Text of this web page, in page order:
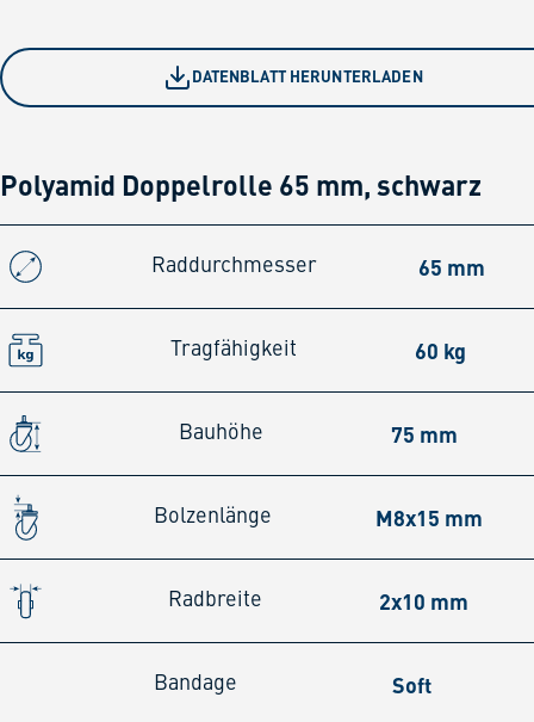
DATENBLATT HERUNTERLADEN
Polyamid Doppelrolle 65 mm, schwarz
Raddurchmesser 65 mm
Tragfähigkeit 60 kg
Bauhöhe 75 mm
Bolzenlänge M8x15 mm
Radbreite 2x10 mm
Bandage Soft